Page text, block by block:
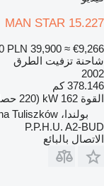
MAN STAR 15.227
PLN 39,900 ≈ €9,266
شاحنة تزفيت الطرق
2002
378.146 كم
القوة 162 kW (220 حصان)
بولندا، Gmina Tuliszków
P.P.H.U. A2-BUD
الاتصال بالبائع